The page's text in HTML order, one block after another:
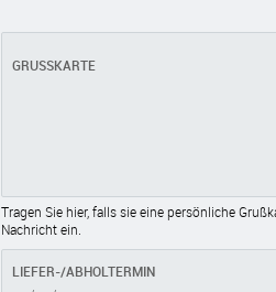
GRUSSKARTE
Tragen Sie hier, falls sie eine persönliche
Nachricht ein.
LIEFER-/ABHOLTERMIN